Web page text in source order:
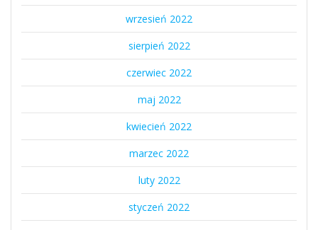
wrzesień 2022
sierpień 2022
czerwiec 2022
maj 2022
kwiecień 2022
marzec 2022
luty 2022
styczeń 2022